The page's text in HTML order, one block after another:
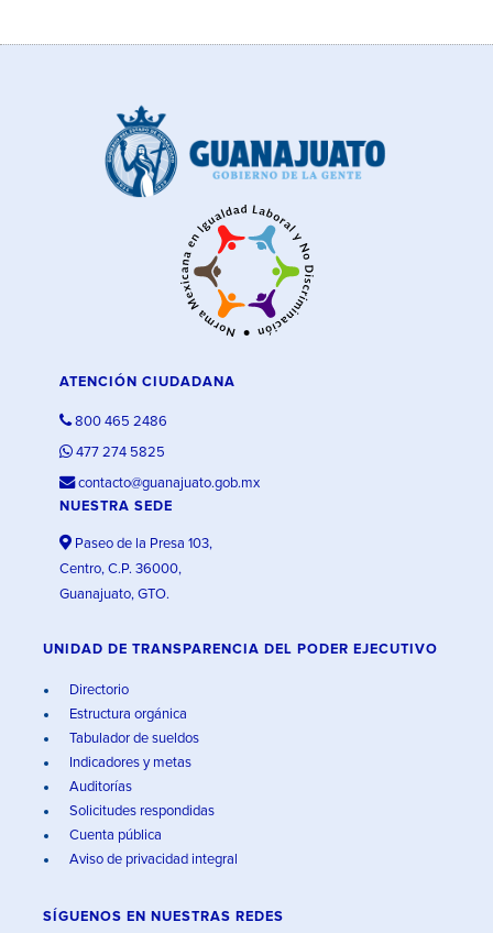
ATENCIÓN CIUDADANA
800 465 2486
477 274 5825
contacto@guanajuato.gob.mx
NUESTRA SEDE
Paseo de la Presa 103,
Centro, C.P. 36000,
Guanajuato, GTO.
UNIDAD DE TRANSPARENCIA DEL PODER EJECUTIVO
Directorio
Estructura orgánica
Tabulador de sueldos
Indicadores y metas
Auditorías
Solicitudes respondidas
Cuenta pública
Aviso de privacidad integral
SÍGUENOS EN NUESTRAS REDES